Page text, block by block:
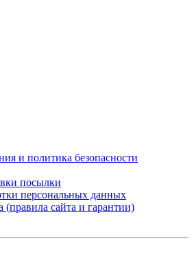
и политика безопасности
посылки
персональных данных
(правила сайта и гарантии)